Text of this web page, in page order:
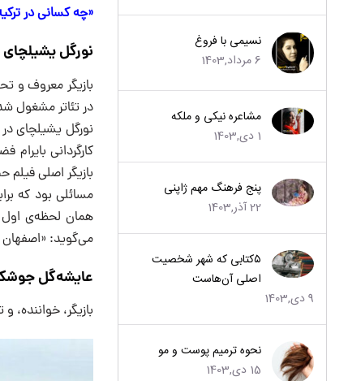
نسیمی با فروغ
6 مرداد,1403
مشاعره نیکی و ملکه
1 دی,1403
پنج فرهنگ مهم ژاپنی
22 آذر,1403
۵کتابی که شهر شخصیت
اصلی آن‌هاست
9 دی,1403
نحوه ترمیم پوست و مو
15 دی,1403
«چه کسانی در
نورگل یشیلچای
در تئاتر مشغول
کارگردانی
بازیگر اصلی
مسائلی بود که
همان لحظه‌ی
می‌گوید: «اصفهان
عایشه‌گل
بازیگر، خواننده، و